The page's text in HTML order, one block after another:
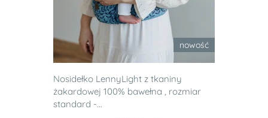
nowość
Nosidełko LennyLight z tkaniny
żakardowej 100% bawełna , rozmiar
standard -...